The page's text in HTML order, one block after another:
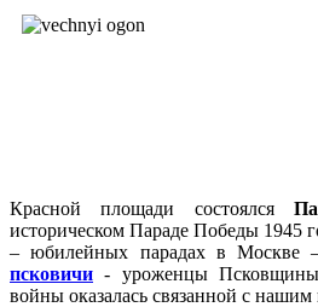
Красной площади состоялся
историческом Параде Победы 1945
– юбилейных парадах в Москве
псковичи - уроженцы
войны оказалась связанной с нашим